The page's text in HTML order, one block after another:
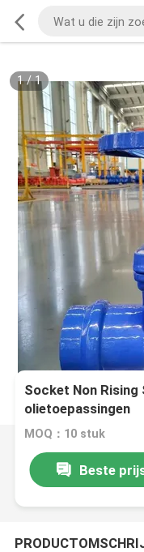
1/1
Socket Non Rising
olietoepassingen
MOQ：10 stuk
Beste